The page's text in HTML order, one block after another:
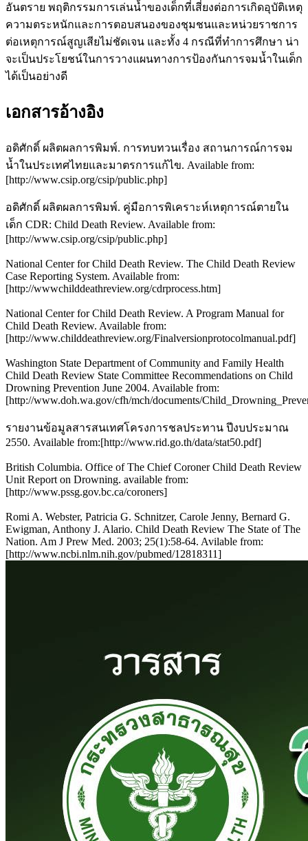
อันตราย พฤติกรรมการเล่นน้ำของเด็กที่เสี่ยงต่อการเกิดอุบัติเหตุ
ความตระหนักและการตอบสนองของชุมชนและหน่วยราชการ
ต่อเหตุการณ์สูญเสียไม่ชัดเจน และทั้ง 4 กรณีที่ทำการศึกษา น่า
จะเป็นประโยชน์ในการวางแผนทางการป้องกันการจมน้ำในเด็ก
ได้เป็นอย่างดี
เอกสารอ้างอิง
อดิศักดิ์ ผลิตผลการพิมพ์. การทบทวนเรื่อง สถานการณ์การจม
น้ำในประเทศไทยและมาตรการแก้ไข. Available from:
[http://www.csip.org/csip/public.php]
อดิศักดิ์ ผลิตผลการพิมพ์. คู่มือการพิเคราะห์เหตุการณ์ตายใน
เด็ก CDR: Child Death Review. Available from:
[http://www.csip.org/csip/public.php]
National Center for Child Death Review. The Child Death Review
Case Reporting System. Available from:
[http://wwwchilddeathreview.org/cdrprocess.htm]
National Center for Child Death Review. A Program Manual for
Child Death Review. Available from:
[http://www.childdeathreview.org/Finalversionprotocolmanual.pdf]
Washington State Department of Community and Family Health
Child Death Review State Committee Recommendations on Child
Drowning Prevention June 2004. Available from:
[http://www.doh.wa.gov/cfh/mch/documents/
รายงานข้อมูลสารสนเทศโครงการชลประทาน ปีงบประมาณ
2550. Available from:[http://www.rid.go.th/data/stat50.pdf]
British Columbia. Office of The Chief Coroner Child Death Review
Unit Report on Drowning. available from:
[http://www.pssg.gov.bc.ca/coroners]
Romi A. Webster, Patricia G. Schnitzer, Carole Jenny, Bernard G.
Ewigman, Anthony J. Alario. Child Death Review The State of The
Nation. Am J Prew Med. 2003; 25(1):58-64. Avilable from:
[http://www.ncbi.nlm.nih.gov/pubmed/12818311]